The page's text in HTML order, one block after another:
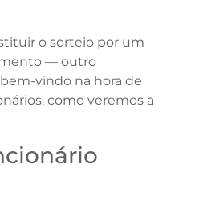
o sorteio por um
— outro
vindo na hora de
como veremos a